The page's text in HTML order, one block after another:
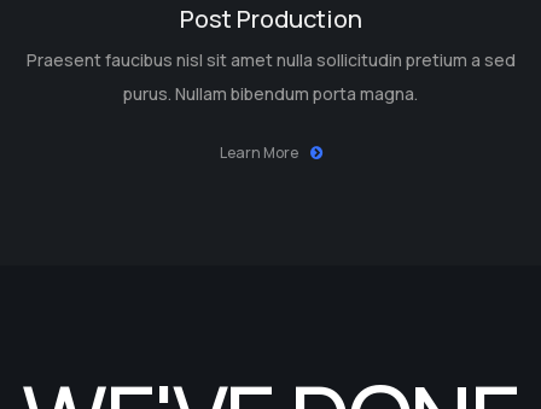
Post Production
Praesent faucibus nisl sit amet nulla sollicitudin pretium a sed
purus. Nullam bibendum porta magna.
Learn More